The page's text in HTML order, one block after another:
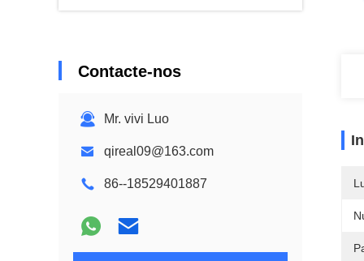
Contacte-nos
Mr. vivi Luo
qireal09@163.com
86--18529401887